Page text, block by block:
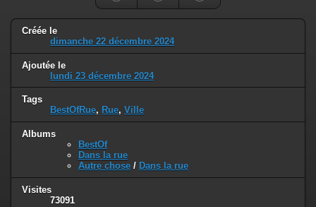
Créée le
dimanche 22 décembre 2024
Ajoutée le
lundi 23 décembre 2024
Tags
BestOfRue, Rue, Ville
Albums
BestOf
Dans la rue
Autre chose / Dans la rue
Visites
73091